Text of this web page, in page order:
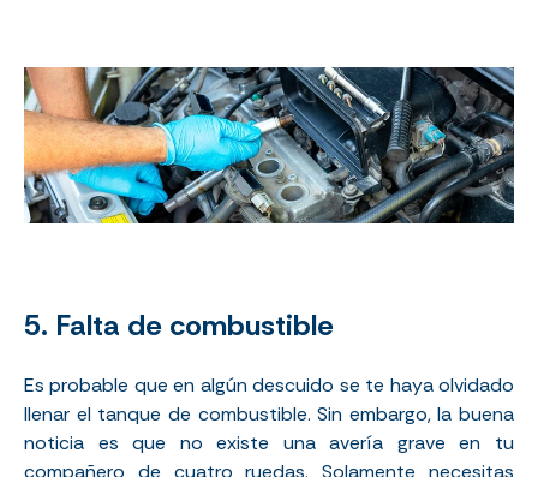
5. Falta de combustible
Es probable que en algún descuido se te haya olvidado
llenar el tanque de combustible. Sin embargo, la buena
noticia es que no existe una avería grave en tu
compañero de cuatro ruedas. Solamente necesitas